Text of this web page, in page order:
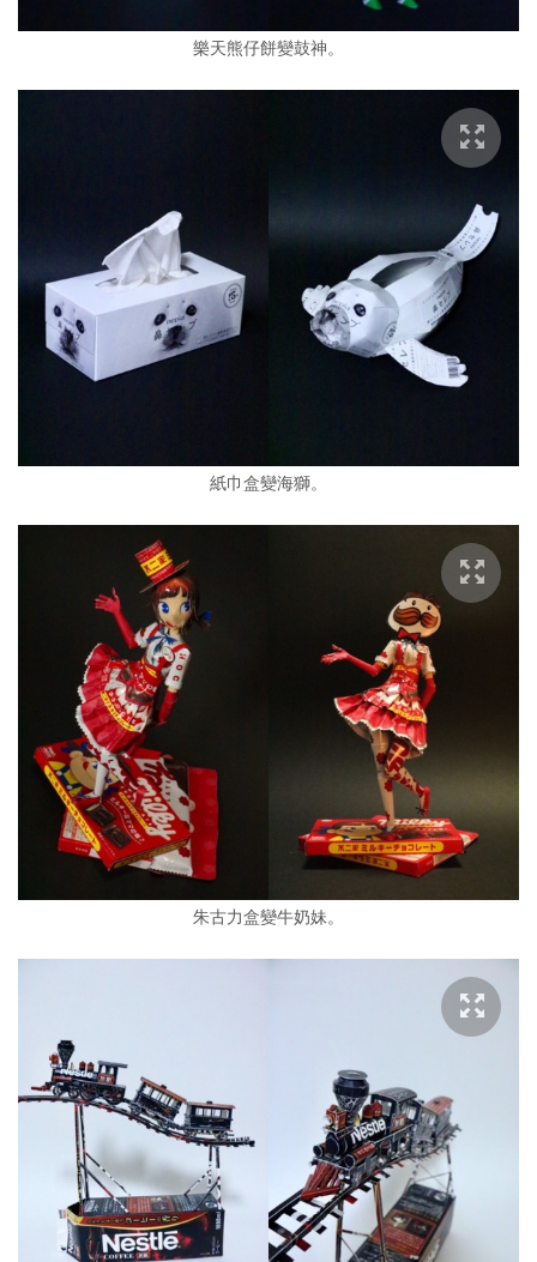
樂天熊仔餅變鼓神。
紙巾盒變海獅。
朱古力盒變牛奶妹。